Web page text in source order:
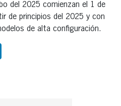
del 2025 comienzan el 1 de
de principios del 2025 y con
de alta configuración.